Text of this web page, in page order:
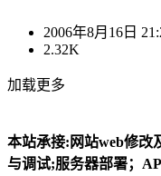
2006年8月16日
2.32K
加载更多
本站承接:网站web修改
与调试;服务器部署；